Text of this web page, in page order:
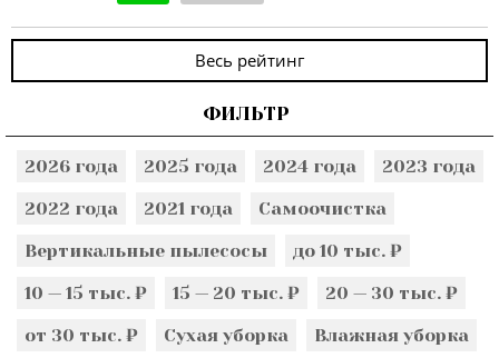
Весь рейтинг
ФИЛЬТР
2026 года 2025 года 2024 года
2023 года
2022 года
2021 года
Самоочистка
Вертикальные пылесосы
до 10 тыс. ₽
10 — 15 тыс. ₽
15 — 20 тыс. ₽
20 — 30 тыс. ₽
от 30 тыс. ₽
Сухая уборка
Влажная уборка